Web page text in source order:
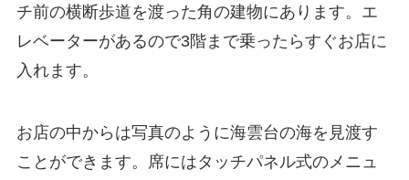
チ前の横断歩道を渡った角の建物にあります。エ
レベーターがあるので3階まで乗ったらすぐお店に
入れます。
お店の中からは写真のように海雲台の海を見渡す
ことができます。席にはタッチパネル式のメニュ